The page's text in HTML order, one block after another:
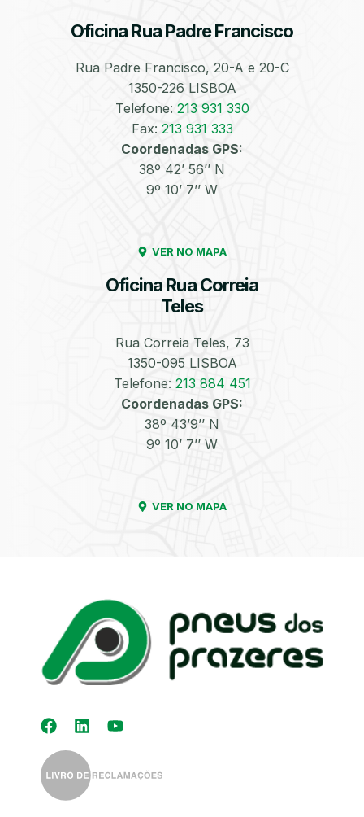
Oficina Rua Padre Francisco
Rua Padre Francisco, 20-A e 20-C
1350-226 LISBOA
Telefone: 213 931 330
Fax: 213 931 333
Coordenadas GPS:
38º 42’ 56’’ N
9º 10’ 7’’ W
VER NO MAPA
Oficina Rua Correia
Teles
Rua Correia Teles, 73
1350-095 LISBOA
Telefone: 213 884 451
Coordenadas GPS:
38º 43’9’’ N
9º 10’ 7’’ W
VER NO MAPA
Enchimento de
Pneus e Jantes
Equilibragem das
Desempeno de
Kit Embraiagem
Auto-Rádios